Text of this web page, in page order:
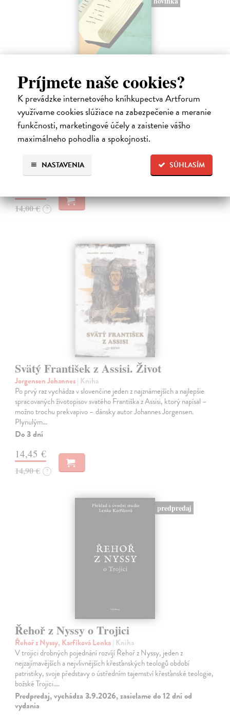
Príjmete naše cookies?
K prevádzke internetového kníhkupectva Artforum
využívame cookies slúžiace na zabezpečenie a meranie
funkčnosti, marketingové účely a zaistenie vášho
maximálneho pohodlia a spokojnosti.
SÚHLASÍM
NASTAVENIA
Rabín sa rozpráva s Ježišom
Neusner Jacob| Kniha
Autor knihy sa v duchu stáva v Galilei poslucháčom Ježišovej Reči na
učiteľa a porovnáva jeho učenie s tým, čo hovorí židovská Tóra.
Na sklade
14,00 € ?
Svätý František z Assisi. Život
Jorgensen Johannes| Kniha
Po prvý raz vychádza v slovenčine jeden z najznámejších a najlepšie
spracovaných životopisov svätého Františka z Assisi, ktorý napísal –
možno trochu prekvapivo – dánsky autor Johannes Jorgensen.
Plynulým…
Do 3 dní
14,45 €
14,90 € ?
predpredaj
Řehoř z Nyssy o Trojici
Řehoř z Nyssy, Karfíková Lenka| Kniha
V trojici drobných pojednání rozvíjí Řehoř z Nyssy, jeden z
nejzajímavějších a nejvlivnějších křesťanských teologů období
patristiky, svoje představy o ústředním tajemství křesťanské teologie,
božské Trojici.…
Predpredaj, vychádza 3.9.2026, zasielame do 12 dní od
vydania